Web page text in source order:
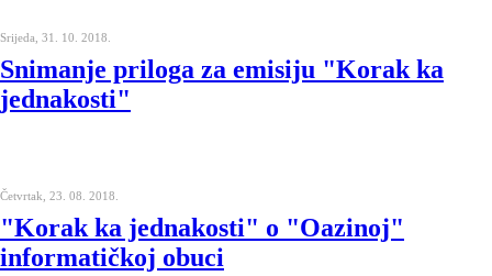
Srijeda, 31. 10. 2018.
Snimanje priloga za emisiju "Korak ka
jednakosti"
Četvrtak, 23. 08. 2018.
"Korak ka jednakosti" o "Oazinoj"
informatičkoj obuci